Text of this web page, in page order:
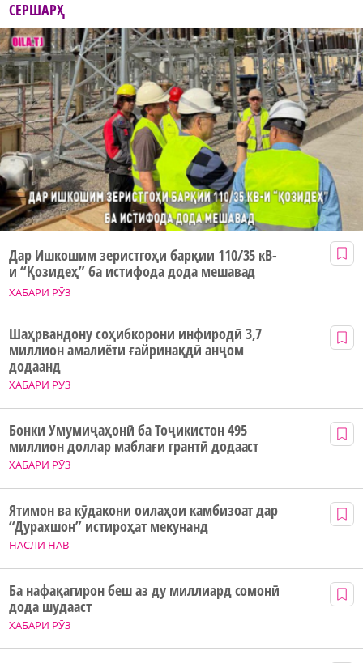
СЕРШАРҲ
ХАБАРИ РӮЗ
Дар Ишкошим зеристгоҳи барқии 110/35 кВ-
и “Қозидеҳ” ба истифода дода мешавад
ХАБАРИ РӮЗ
Шаҳрвандону соҳибкорони инфиродӣ 3,7
миллион амалиёти ғайринақдӣ анҷом
додаанд
ХАБАРИ РӮЗ
Бонки Умумиҷаҳонӣ ба Тоҷикистон 495
миллион доллар маблағи грантӣ додааст
НАСЛИ НАВ
Ятимон ва кӯдакони оилаҳои камбизоат дар
“Дурахшон” истироҳат мекунанд
ХАБАРИ РӮЗ
Ба нафақагирон беш аз ду миллиард сомонӣ
дода шудааст